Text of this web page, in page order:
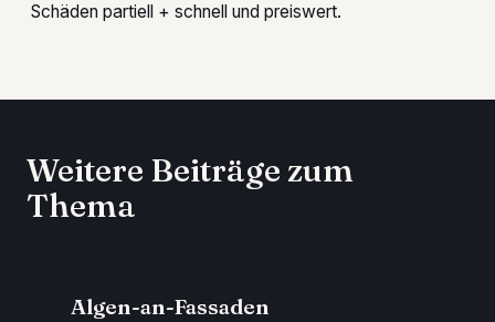
Schäden partiell + schnell und preiswert.
Weitere Beiträge zum
Thema
Algen-an-Fassaden